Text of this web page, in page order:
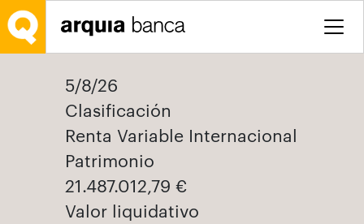
Saltar al contenido principal
5/8/26
Clasificación
Renta Variable Internacional
Patrimonio
21.487.012,79 €
Valor liquidativo